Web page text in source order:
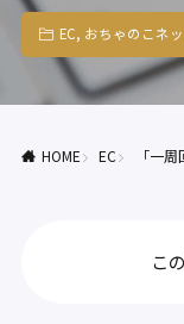
EC, おちゃのこネ
HOME EC 「一
こ